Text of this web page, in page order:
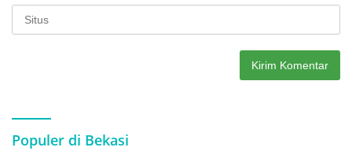
Populer di Bekasi